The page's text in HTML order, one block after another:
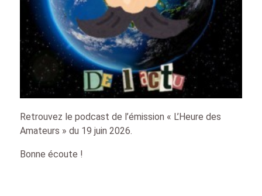
Retrouvez le podcast de l’émission « L’Heure des
Amateurs » du 19 juin 2026.
Bonne écoute !